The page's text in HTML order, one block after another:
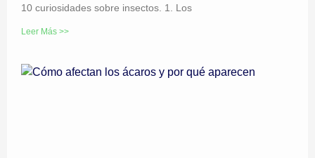
10 curiosidades sobre insectos. 1. Los
Leer Más >>